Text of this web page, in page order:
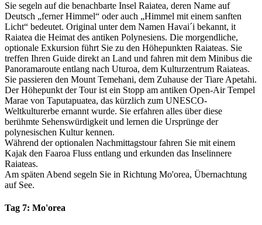
Sie segeln auf die benachbarte Insel Raiatea, deren Name auf
Deutsch „ferner Himmel“ oder auch „Himmel mit einem sanften
Licht“ bedeutet. Original unter dem Namen Havai´i bekannt, it
Raiatea die Heimat des antiken Polynesiens. Die morgendliche,
optionale Exkursion führt Sie zu den Höhepunkten Raiateas. Sie
treffen Ihren Guide direkt an Land und fahren mit dem Minibus die
Panoramaroute entlang nach Uturoa, dem Kulturzentrum Raiateas.
Sie passieren den Mount Temehani, dem Zuhause der Tiare Apetahi.
Der Höhepunkt der Tour ist ein Stopp am antiken Open-Air Tempel
Marae von Taputapuatea, das kürzlich zum UNESCO-
Weltkulturerbe ernannt wurde. Sie erfahren alles über diese
berühmte Sehenswürdigkeit und lernen die Ursprünge der
polynesischen Kultur kennen.
Während der optionalen Nachmittagstour fahren Sie mit einem
Kajak den Faaroa Fluss entlang und erkunden das Inselinnere
Raiateas.
Am späten Abend segeln Sie in Richtung Mo'orea, Übernachtung
auf See.
Tag 7: Mo'orea